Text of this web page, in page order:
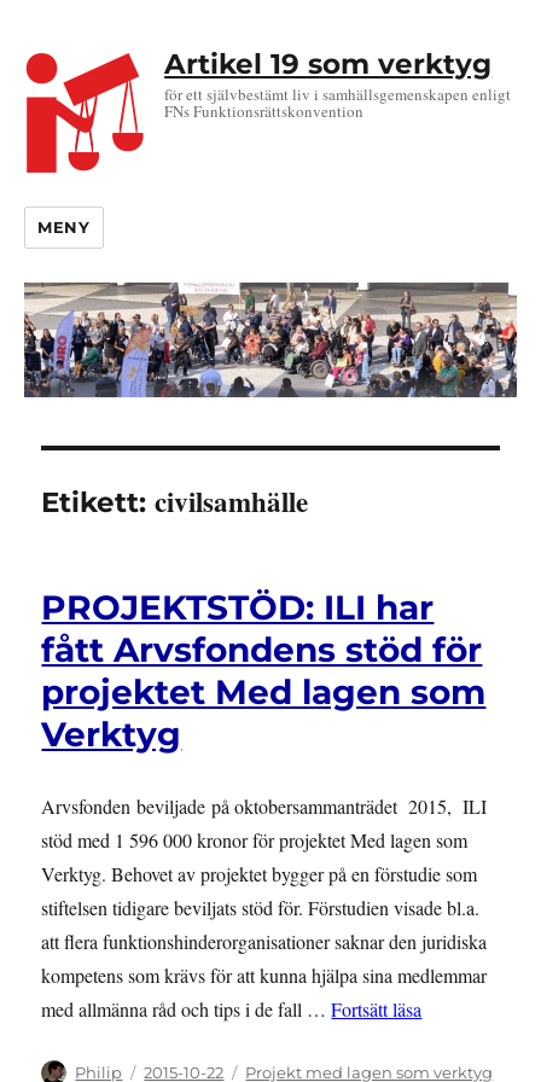
Artikel 19 som verktyg
för ett självbestämt liv i samhällsgemenskapen enligt
FNs Funktionsrättskonvention
MENY
Etikett:civilsamhälle
PROJEKTSTÖD: ILI har
fått Arvsfondens stöd för
projektet Med lagen som
Verktyg
Arvsfonden beviljade på oktobersammanträdet 2015, ILI
stöd med 1 596 000 kronor för projektet Med lagen som
Verktyg. Behovet av projektet bygger på en förstudie som
stiftelsen tidigare beviljats stöd för. Förstudien visade bl.a.
att flera funktionshinderorganisationer saknar den juridiska
kompetens som krävs för att kunna hjälpa sina medlemmar
med allmänna råd och tips i de fall …Fortsätt läsa
Författare
Philip
Publicerat
2015-10-22 Kategorier
Projekt med lagen som verktyg